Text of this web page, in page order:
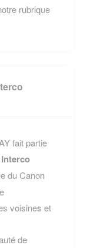
rubrique
fait partie
du Canon
voisines et
de